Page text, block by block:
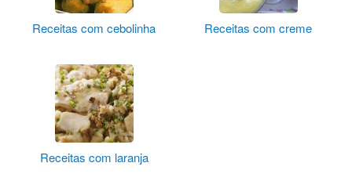
Receitas com cebolinha Receitas com creme
Receitas com laranja